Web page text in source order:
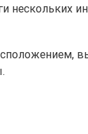
нескольких